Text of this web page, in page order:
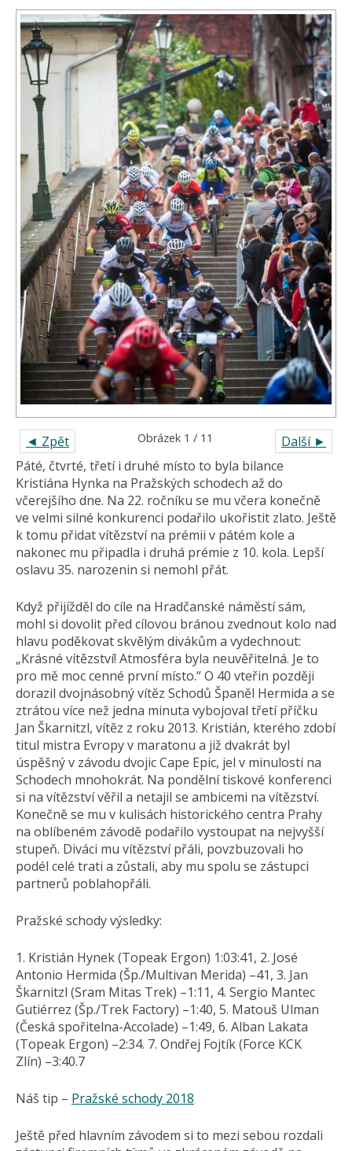
◄ Zpět Další ►
Obrázek 1 / 11
Páté, čtvrté, třetí i druhé místo to byla bilance
Kristiána Hynka na Pražských schodech až do
včerejšího dne. Na 22. ročníku se mu včera konečně
ve velmi silné konkurenci podařilo ukořistit zlato. Ještě
k tomu přidat vítězství na prémii v pátém kole a
nakonec mu připadla i druhá prémie z 10. kola. Lepší
oslavu 35. narozenin si nemohl přát.
Když přijížděl do cíle na Hradčanské náměstí sám,
mohl si dovolit před cílovou bránou zvednout kolo nad
hlavu poděkovat skvělým divákům a vydechnout:
„Krásné vítězství! Atmosféra byla neuvěřitelná. Je to
pro mě moc cenné první místo.“ O 40 vteřin později
dorazil dvojnásobný vítěz Schodů Španěl Hermida a se
ztrátou více než jedna minuta vybojoval třetí příčku
Jan Škarnitzl, vítěz z roku 2013. Kristián, kterého zdobí
titul mistra Evropy v maratonu a již dvakrát byl
úspěšný v závodu dvojic Cape Epic, jel v minulosti na
Schodech mnohokrát. Na pondělní tiskové konferenci
si na vítězství věřil a netajil se ambicemi na vítězství.
Konečně se mu v kulisách historického centra Prahy
na oblíbeném závodě podařilo vystoupat na nejvyšší
stupeň. Diváci mu vítězství přáli, povzbuzovali ho
podél celé trati a zůstali, aby mu spolu se zástupci
partnerů poblahopřáli.
Pražské schody výsledky:
1. Kristián Hynek (Topeak Ergon) 1:03:41, 2. José
Antonio Hermida (Šp./Multivan Merida) –41, 3. Jan
Škarnitzl (Sram Mitas Trek) –1:11, 4. Sergio Mantec
Gutiérrez (Šp./Trek Factory) –1:40, 5. Matouš Ulman
(Česká spořitelna-Accolade) –1:49, 6. Alban Lakata
(Topeak Ergon) –2:34. 7. Ondřej Fojtík (Force KCK
Zlín) –3:40.7
Náš tip – Pražské schody 2018
Ještě před hlavním závodem si to mezi sebou rozdali